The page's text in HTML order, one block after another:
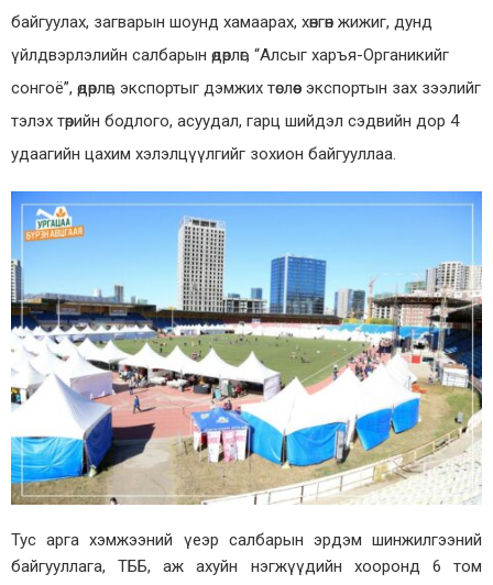
байгуулах, загварын шоунд хамаарах, хөнгөн жижиг, дунд
үйлдвэрлэлийн салбарын өдөрлөг, “Алсыг харъя-Органикийг
сонгоё”, өдөрлөг, экспортыг дэмжих төслөөс экспортын зах зээлийг
тэлэх төрийн бодлого, асуудал, гарц шийдэл сэдвийн дор 4
удаагийн цахим хэлэлцүүлгийг зохион байгууллаа.
Тус арга хэмжээний үеэр салбарын эрдэм шинжилгээний
байгууллага, ТББ, аж ахуйн нэгжүүдийн хооронд 6 том